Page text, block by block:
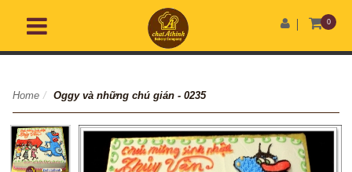
0
Home / Oggy và những chú gián - 0235